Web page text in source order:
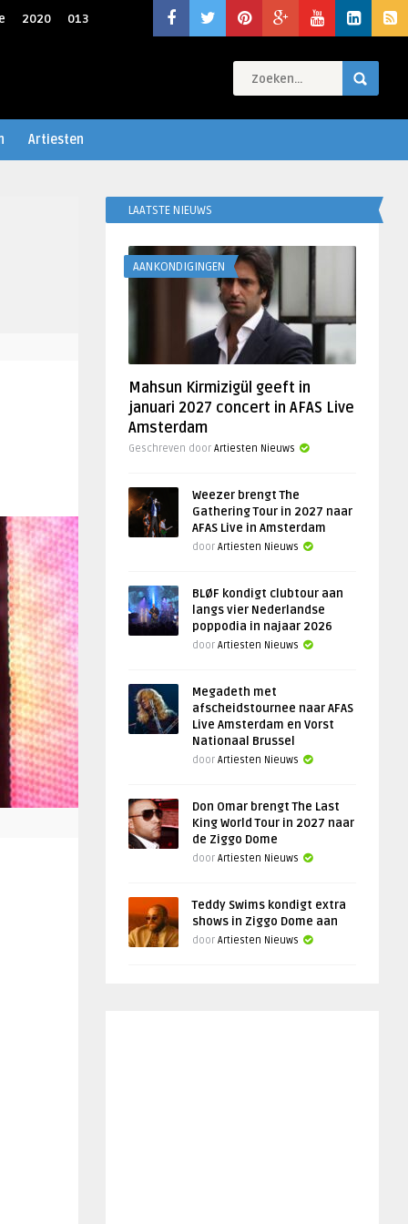
2020 013
Artiesten
LAATSTE NIEUWS
AANKONDIGINGEN
Mahsun Kirmizigül geeft in
januari 2027 concert in AFAS Live
Amsterdam
Geschreven door Artiesten Nieuws
Weezer brengt The
Gathering Tour in 2027 naar
AFAS Live in Amsterdam
door Artiesten Nieuws
BLØF kondigt clubtour aan
langs vier Nederlandse
poppodia in najaar 2026
door Artiesten Nieuws
Megadeth met
afscheidstournee naar AFAS
Live Amsterdam en Vorst
Nationaal Brussel
door Artiesten Nieuws
Don Omar brengt The Last
King World Tour in 2027 naar
de Ziggo Dome
door Artiesten Nieuws
Teddy Swims kondigt extra
shows in Ziggo Dome aan
door Artiesten Nieuws